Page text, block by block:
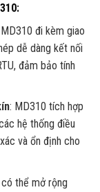
đi kèm giao
dễ dàng kết nối
đảm bảo tính
: MD310 tích hợp
hệ thống điều
và ổn định cho
thể mở rộng